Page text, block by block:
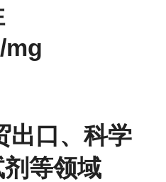
mg
出口、科学
等领域